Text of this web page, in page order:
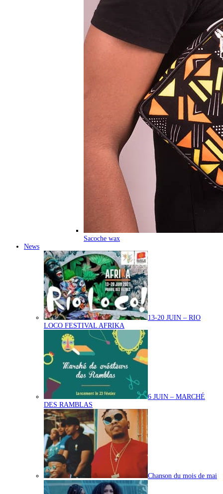
Sacoche wax
News
13-20 JUIN – RIO
LOCO FESTIVAL AFRIKA
6 JUIN – MARCHÉ
DES RAMBLAS
Chanson du mois de mai